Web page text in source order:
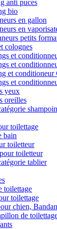
anti puces
bio
en gallon
en
petits
colognes
et
et
et conditioneur
et
yeux
oreilles
toilettage
bain
toiletteur
toiletteur
tablier
toilettage
toilettage
chien,
de